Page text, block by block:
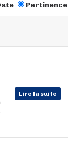
Pertinence
Lire la suite